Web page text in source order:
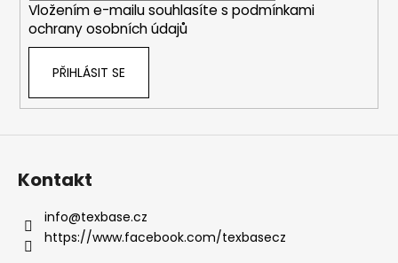
Vložením e-mailu souhlasíte s podmínkami
ochrany osobních údajů
PŘIHLÁSIT SE
Kontakt
info@texbase.cz
https://www.facebook.com/texbasecz